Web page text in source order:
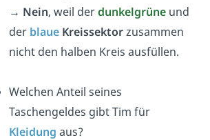
→ Nein, weil derdunkelgrüne und
der blaue Kreissektorzusammen
nicht den halben Kreis ausfüllen.
Welchen Anteil seines
Taschengeldes gibt Tim für
Kleidung aus?